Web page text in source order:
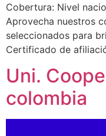
Cobertura: Nivel
Aprovecha nuestros
seleccionados para
Certificado de
Uni.
colombia